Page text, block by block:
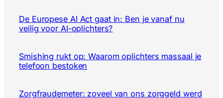
De Europese AI Act gaat in: Ben je vanaf nu
veilig voor AI-oplichters?
Smishing rukt op: Waarom oplichters massaal je
telefoon bestoken
Zorgfraudemeter: zoveel van ons zorggeld werd